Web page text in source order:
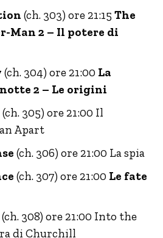
(ch. 303) ore 21:15 The
Man 2 – Il potere di
(ch. 304) ore 21:00 La
2 – Le origini
(ch. 305) ore 21:00 Il
Apart
(ch. 306) ore 21:00 La spia
(ch. 307) ore 21:00 Le fate
(ch. 308) ore 21:00 Into the
di Churchill